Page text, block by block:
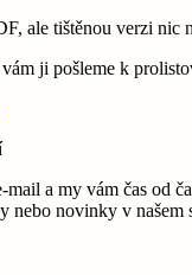
ale tištěnou verzi nic
ji pošleme k
mail a my vám čas od
nebo novinky v našem